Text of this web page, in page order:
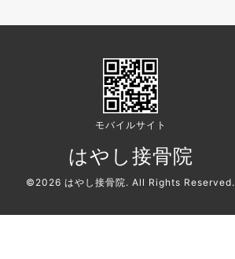
モバイルサイト
はやし接骨院
©2026 はやし接骨院. All Rights Reserved.